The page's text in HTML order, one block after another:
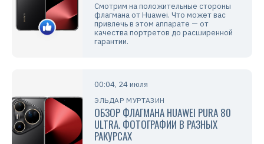
Смотрим на положительные стороны
флагмана от Huawei. Что может вас
привлечь в этом аппарате — от
качества портретов до расширенной
гарантии.
00:04, 24 июля
ЭЛЬДАР МУРТАЗИН
ОБЗОР ФЛАГМАНА HUAWEI PURA 80
ULTRA. ФОТОГРАФИИ В РАЗНЫХ
РАКУРСАХ